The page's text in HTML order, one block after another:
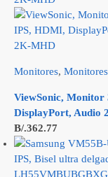
Monitores, Monitores
ViewSonic, Monitor
DisplayPort, Audio
B/.362.77